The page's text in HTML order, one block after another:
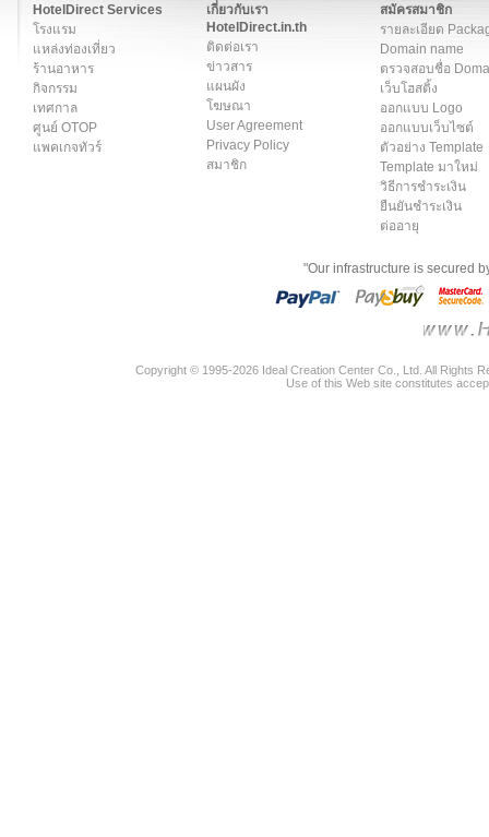
HotelDirect Services
โรงแรม
แหล่งท่องเที่ยว
ร้านอาหาร
กิจกรรม
เทศกาล
ศูนย์ OTOP
แพคเกจทัวร์
เกี่ยวกับเรา
HotelDirect.in.th
ติดต่อเรา
ข่าวสาร
แผนผัง
โฆษณา
User Agreement
Privacy Policy
สมาชิก
สมัครสมาชิก
รายละเอียด
Domain name
ตรวจสอบชื่อ
เว็บโฮสติ้ง
ออกแบบ Logo
ออกแบบเว็บไซต์
ตัวอย่าง Template
Template มาใหม่
วิธีการชำระเงิน
ยืนยันชำระเงิน
ต่ออายุ
"Our infrastructure is secured
Copyright © 1995-2026 Ideal Creation Center Co., Ltd. All Rights
Use of this Web site constitutes